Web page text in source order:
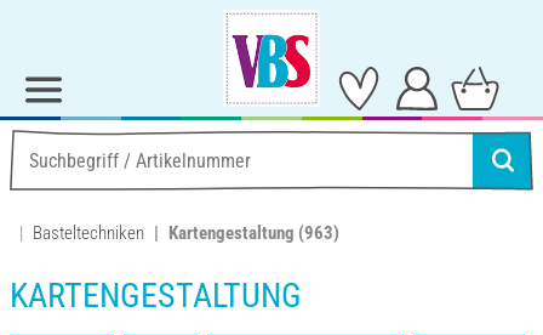
Basteltechniken Kartengestaltung (963)
KARTENGESTALTUNG